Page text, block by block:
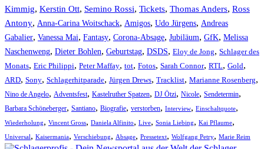
Kimmig, Kerstin Ott, Semino Rossi, Tickets, Thomas Anders, Ross
Antony, Anna-Carina Woitschack, Amigos, Udo Jürgens, Andreas
Gabalier, Vanessa Mai, Fantasy, Corona-Absage, Jubiläum, GfK, Melissa
Naschenweng, Dieter Bohlen, Geburtstag, DSDS, Eloy de Jong, Schlager des
Monats, Eric Philippi, Peter Maffay, tot, Fotos, Sarah Connor, RTL, Gold,
ARD, Sony, Schlagerhitparade, Jürgen Drews, Tracklist, Marianne Rosenberg,
Nino de Angelo, Adventsfest, Kastelruther Spatzen, DJ Ötzi, Nicole, Sendetermin,
Barbara Schöneberger, Santiano, Biografie, verstorben, Interview, Einschaltquote,
Wiederholung, Vincent Gross, Daniela Alfinito, Live, Sonia Liebing, Kai Pflaume,
Universal, Kaisermania, Verschiebung, Absage, Pressetext, Wolfgang Petry, Marie Reim